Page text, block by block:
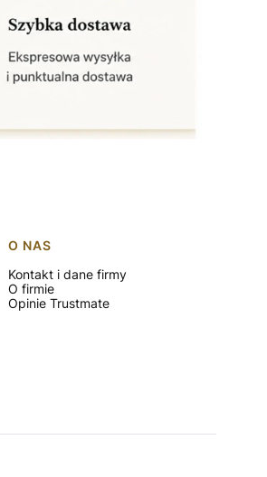
O NAS
Kontakt i dane firmy
O firmie
Opinie Trustmate